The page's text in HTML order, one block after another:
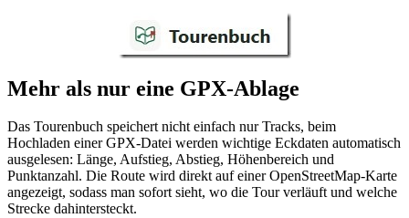
Mehr als nur eine GPX-Ablage
Das Tourenbuch speichert nicht einfach nur Tracks, beim
Hochladen einer GPX-Datei werden wichtige Eckdaten automatisch
ausgelesen: Länge, Aufstieg, Abstieg, Höhenbereich und
Punktanzahl. Die Route wird direkt auf einer OpenStreetMap-Karte
angezeigt, sodass man sofort sieht, wo die Tour verläuft und welche
Strecke dahintersteckt.